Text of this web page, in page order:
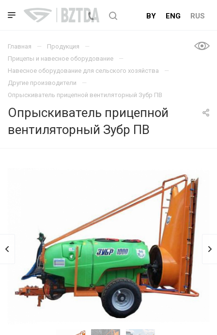
BY ENG RUS
Главная
Продукция
Прицепы и навесное оборудование
Навесное оборудование для сельского хозяйства
Другие производители
Опрыскиватель прицепной вентиляторный Зубр ПВ
Опрыскиватель прицепной
вентиляторный Зубр ПВ